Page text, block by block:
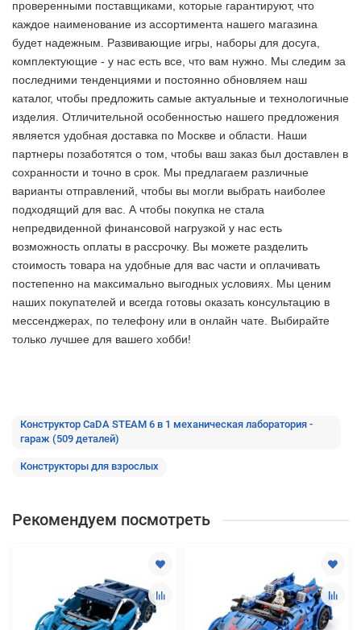
проверенными поставщиками, которые гарантируют, что
каждое наименование из ассортимента нашего магазина
будет надежным. Развивающие игры, наборы для досуга,
комплектующие - у нас есть все, что вам нужно. Мы следим за
последними тенденциями и постоянно обновляем наш
каталог, чтобы предложить самые актуальные и технологичные
изделия. Отличительной особенностью нашего предложения
является удобная доставка по Москве и области. Наши
партнеры позаботятся о том, чтобы ваш заказ был доставлен в
сохранности и точно в срок. Мы предлагаем различные
варианты отправлений, чтобы вы могли выбрать наиболее
подходящий для вас. А чтобы покупка не стала
непредвиденной финансовой нагрузкой у нас есть
возможность оплаты в рассрочку. Вы можете разделить
стоимость товара на удобные для вас части и оплачивать
постепенно на максимально выгодных условиях. Мы ценим
наших покупателей и всегда готовы оказать консультацию в
мессенджерах, по телефону или в онлайн чате. Выбирайте
только лучшее для вашего хобби!
Конструктор CaDA STEAM 6 в 1 механическая лаборатория -
гараж (509 деталей)
Конструкторы для взрослых
Рекомендуем посмотреть